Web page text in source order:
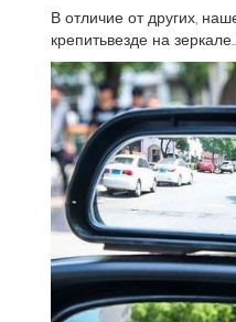
В отличие от других,
крепитьвезде на